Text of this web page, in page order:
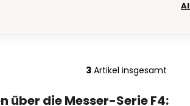
S
3Artikel insgesamt
über die Messer-Serie F4: